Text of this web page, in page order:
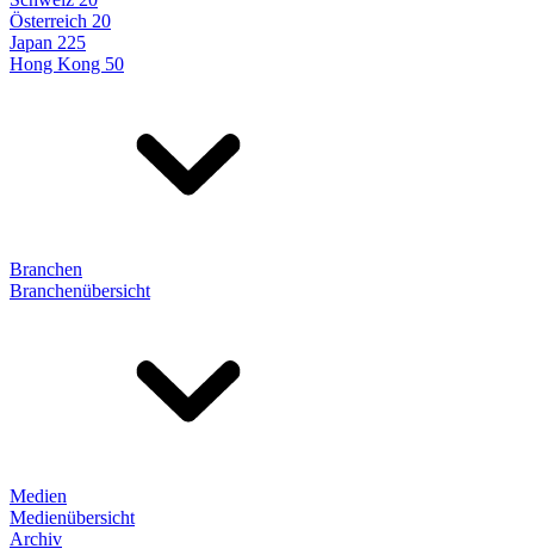
Österreich 20
Japan 225
Hong Kong 50
Branchen
Branchenübersicht
Medien
Medienübersicht
Archiv